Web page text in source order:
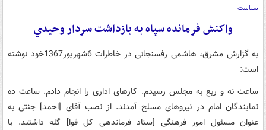
سیاست
واکنش فرمانده سپاه به بازداشت سردار وحيدي
به گزارش مشرق، هاشمی رفسنجانی در خاطرات 6شهریور1367خود نوشته
است:
ساعت نه و ربع به مجلس رسیدم. کارهای اداری را انجام دادم. ساعت ده
نمایندگان امام در نیروهای مسلح آمدند. از نصب آقای [احمد] جنتی به
عنوان مسئول امور فرهنگی [ستاد فرماندهی کل قوا] گله داشتند. با